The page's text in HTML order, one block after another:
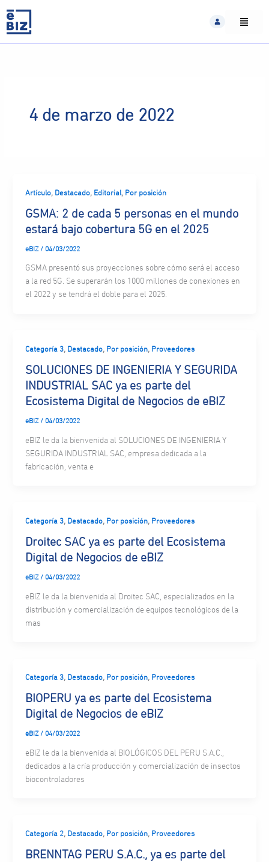
content
4 de marzo de 2022
Artículo, Destacado, Editorial, Por posición
GSMA: 2 de cada 5 personas en el mundo
estará bajo cobertura 5G en el 2025
eBIZ / 04/03/2022
GSMA presentó sus proyecciones sobre cómo será el acceso
a la red 5G. Se superarán los 1000 millones de conexiones en
el 2022 y se tendrá el doble para el 2025.
Categoría 3, Destacado, Por posición, Proveedores
SOLUCIONES DE INGENIERIA Y SEGURIDA
INDUSTRIAL SAC ya es parte del
Ecosistema Digital de Negocios de eBIZ
eBIZ / 04/03/2022
eBIZ le da la bienvenida al SOLUCIONES DE INGENIERIA Y
SEGURIDA INDUSTRIAL SAC, empresa dedicada a la
fabricación, venta e
Categoría 3, Destacado, Por posición, Proveedores
Droitec SAC ya es parte del Ecosistema
Digital de Negocios de eBIZ
eBIZ / 04/03/2022
eBIZ le da la bienvenida al Droitec SAC, especializados en la
distribución y comercialización de equipos tecnológicos de la
mas
Categoría 3, Destacado, Por posición, Proveedores
BIOPERU ya es parte del Ecosistema
Digital de Negocios de eBIZ
eBIZ / 04/03/2022
eBIZ le da la bienvenida al BIOLÓGICOS DEL PERU S.A.C.,
dedicados a la cría producción y comercialización de insectos
biocontroladores
Categoría 2, Destacado, Por posición, Proveedores
BRENNTAG PERU S.A.C., ya es parte del